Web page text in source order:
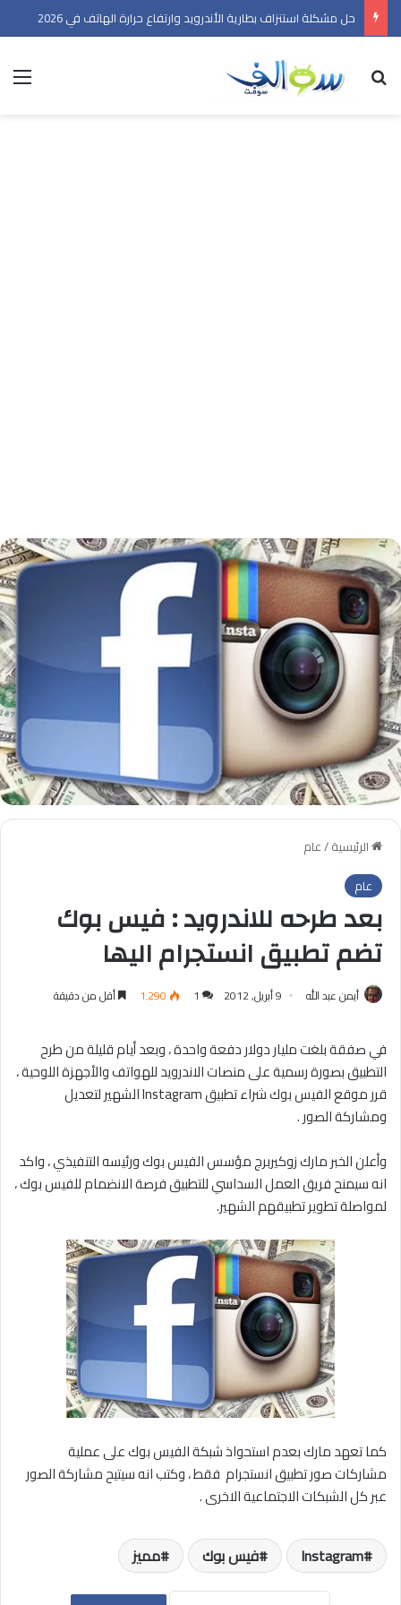
حل مشكلة استنزاف بطارية الأندرويد وارتفاع حرارة الهاتف في 2026
بحث عن
الرئيسية/عام
عام
بعد طرحه للاندرويد : فيس بوك
تضم تطبيق انستجرام اليها
أيمن عبد الله 9 أبريل, 2012 1 1٬290 أقل من دقيقة
في صفقة بلغت مليار دولار دفعة واحدة ، وبعد أيام قليلة من طرح
التطبيق بصورة رسمية على منصات الاندرويد للهواتف والأجهزة اللوحية ،
قرر موقع الفيس بوك شراء تطبيق Instagram الشهير لتعديل
ومشاركة الصور .
وأعلن الخبر مارك زوكيربرج مؤسس الفيس بوك ورئيسه التنفيذي ، واكد
انه سيمنح فريق العمل السداسي للتطبيق فرصة الانضمام للفيس بوك ،
لمواصلة تطوير تطبيقهم الشهير.
كما تعهد مارك بعدم استحواذ شبكة الفيس بوك على عملية
مشاركات صور تطبيق انستجرام فقط ، وكتب انه سيتيح مشاركة الصور
عبر كل الشبكات الاجتماعية الاخرى .
Instagram فيس بوك مميز